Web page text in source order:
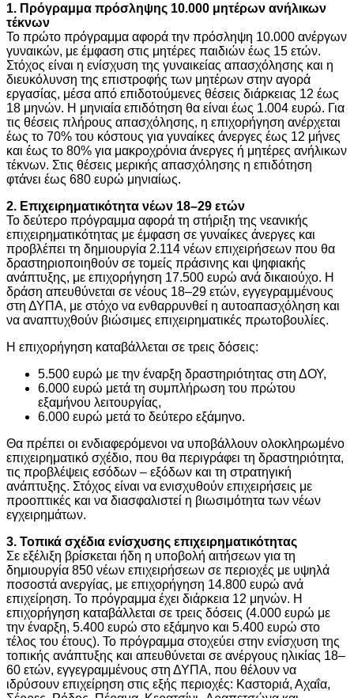
1. Πρόγραμμα πρόσληψης 10.000 μητέρων ανήλικων
τέκνων
Το πρώτο πρόγραμμα αφορά την πρόσληψη 10.000 ανέργων
γυναικών, με έμφαση στις μητέρες παιδιών έως 15 ετών.
Στόχος είναι η ενίσχυση της γυναικείας απασχόλησης και η
διευκόλυνση της επιστροφής των μητέρων στην αγορά
εργασίας, μέσα από επιδοτούμενες θέσεις διάρκειας 12 έως
18 μηνών. Η μηνιαία επιδότηση θα είναι έως 1.004 ευρώ. Για
τις θέσεις πλήρους απασχόλησης, η επιχορήγηση ανέρχεται
έως το 70% του κόστους για γυναίκες άνεργες έως 12 μήνες
και έως το 80% για μακροχρόνια άνεργες ή μητέρες ανήλικων
τέκνων. Στις θέσεις μερικής απασχόλησης η επιδότηση
φτάνει έως 680 ευρώ μηνιαίως.
2. Επιχειρηματικότητα νέων 18–29 ετών
Το δεύτερο πρόγραμμα αφορά τη στήριξη της νεανικής
επιχειρηματικότητας με έμφαση σε γυναίκες άνεργες και
προβλέπει τη δημιουργία 2.114 νέων επιχειρήσεων που θα
δραστηριοποιηθούν σε τομείς πράσινης και ψηφιακής
ανάπτυξης, με επιχορήγηση 17.500 ευρώ ανά δικαιούχο. Η
δράση απευθύνεται σε νέους 18–29 ετών, εγγεγραμμένους
στη ΔΥΠΑ, με στόχο να ενθαρρυνθεί η αυτοαπασχόληση και
να αναπτυχθούν βιώσιμες επιχειρηματικές πρωτοβουλίες.
Η επιχορήγηση καταβάλλεται σε τρεις δόσεις:
5.500 ευρώ με την έναρξη δραστηριότητας στη ΔΟΥ,
6.000 ευρώ μετά τη συμπλήρωση του πρώτου
εξαμήνου λειτουργίας,
6.000 ευρώ μετά το δεύτερο εξάμηνο.
Θα πρέπει οι ενδιαφερόμενοι να υποβάλλουν ολοκληρωμένο
επιχειρηματικό σχέδιο, που θα περιγράφει τη δραστηριότητα,
τις προβλέψεις εσόδων – εξόδων και τη στρατηγική
ανάπτυξης. Στόχος είναι να ενισχυθούν επιχειρήσεις με
προοπτικές και να διασφαλιστεί η βιωσιμότητα των νέων
εγχειρημάτων.
3. Τοπικά σχέδια ενίσχυσης επιχειρηματικότητας
Σε εξέλιξη βρίσκεται ήδη η υποβολή αιτήσεων για τη
δημιουργία 850 νέων επιχειρήσεων σε περιοχές με υψηλά
ποσοστά ανεργίας, με επιχορήγηση 14.800 ευρώ ανά
επιχείρηση. Το πρόγραμμα έχει διάρκεια 12 μηνών. Η
επιχορήγηση καταβάλλεται σε τρεις δόσεις (4.000 ευρώ με
την έναρξη, 5.400 ευρώ στο εξάμηνο και 5.400 ευρώ στο
τέλος του έτους). Το πρόγραμμα στοχεύει στην ενίσχυση της
τοπικής ανάπτυξης και απευθύνεται σε ανέργους ηλικίας 18–
60 ετών, εγγεγραμμένους στη ΔΥΠΑ, που θέλουν να
ιδρύσουν επιχείρηση στις εξής περιοχές: Καστοριά, Αχαΐα,